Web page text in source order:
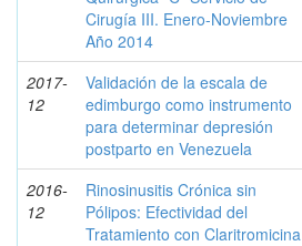
Cirugía III. Enero-Noviembre
Año 2014
2017-
12
Validación de la escala de
edimburgo como instrumento
para determinar depresión
postparto en Venezuela
2016-
12
Rinosinusitis Crónica sin
Pólipos: Efectividad del
Tratamiento con Claritromicina